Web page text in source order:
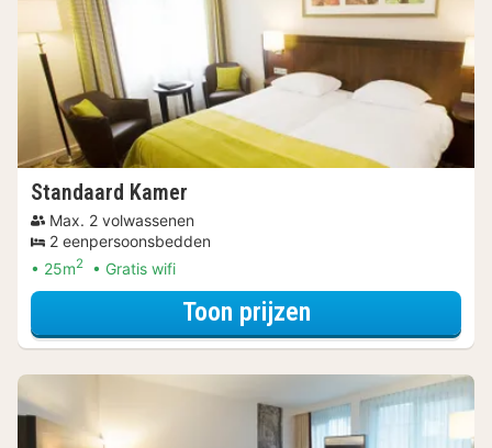
Standaard Kamer
Max. 2 volwassenen
2 eenpersoonsbedden
25m2 Gratis wifi
Toon prijzenvoor Standaard